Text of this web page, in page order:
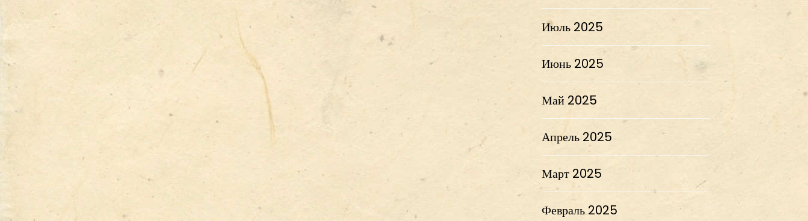
Июль 2025
Июнь 2025
Май 2025
Апрель 2025
Март 2025
Февраль 2025